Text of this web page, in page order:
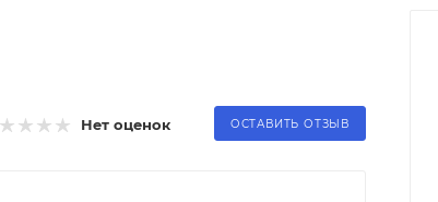
Нет оценок ОСТАВИТЬ ОТЗЫВ